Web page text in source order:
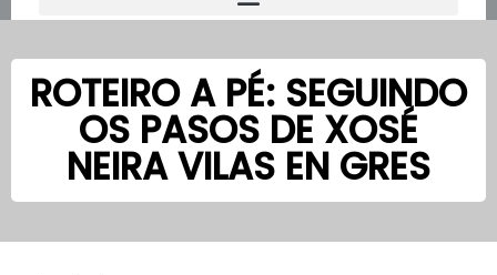
ROTEIRO A PÉ: SEGUINDO
OS PASOS DE XOSÉ
NEIRA VILAS EN GRES